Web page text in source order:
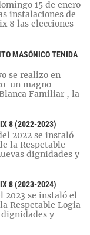
15 de enero
instalaciones de
8 las elecciones
MASÓNICO TENIDA
se realizo en
un magno
Familiar , la
8 (2022-2023)
2022 se instaló
la Respetable
dignidades y
8 (2023-2024)
2023 se instaló el
Respetable Logia
y